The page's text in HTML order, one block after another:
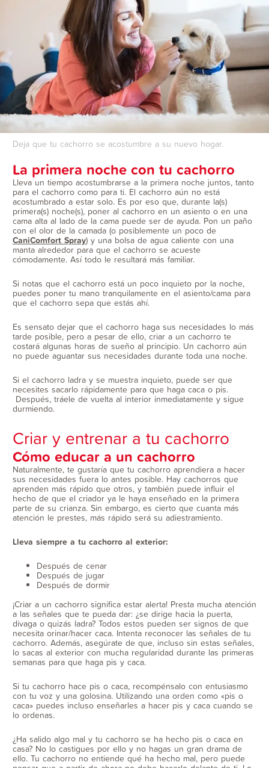
Deja que tu cachorro se acostumbre a su nuevo hogar.
La primera noche con tu cachorro
Lleva un tiempo acostumbrarse a la primera noche juntos, tanto
para el cachorro como para ti. El cachorro aún no está
acostumbrado a estar solo. Es por eso que, durante la(s)
primera(s) noche(s), poner al cachorro en un asiento o en una
cama alta al lado de la cama puede ser de ayuda. Pon un paño
con el olor de la camada (o posiblemente un poco de
CaniComfort Spray) y una bolsa de agua caliente con una
manta alrededor para que el cachorro se acueste
cómodamente. Así todo le resultará más familiar.
Si notas que el cachorro está un poco inquieto por la noche,
puedes poner tu mano tranquilamente en el asiento/cama para
que el cachorro sepa que estás ahí.
Es sensato dejar que el cachorro haga sus necesidades lo más
tarde posible, pero a pesar de ello, criar a un cachorro te
costará algunas horas de sueño al principio. Un cachorro aún
no puede aguantar sus necesidades durante toda una noche.
Si el cachorro ladra y se muestra inquieto, puede ser que
necesites sacarlo rápidamente para que haga caca o pis.
Después, tráele de vuelta al interior inmediatamente y sigue
durmiendo.
Criar y entrenar a tu cachorro
Cómo educar a un cachorro
Naturalmente, te gustaría que tu cachorro aprendiera a hacer
sus necesidades fuera lo antes posible. Hay cachorros que
aprenden más rápido que otros, y también puede influir el
hecho de que el criador ya le haya enseñado en la primera
parte de su crianza. Sin embargo, es cierto que cuanta más
atención le prestes, más rápido será su adiestramiento.
Lleva siempre a tu cachorro al exterior:
Después de cenar
Después de jugar
Después de dormir
¡Criar a un cachorro significa estar alerta! Presta mucha atención
a las señales que te pueda dar: ¿se dirige hacia la puerta,
divaga o quizás ladra? Todos estos pueden ser signos de que
necesita orinar/hacer caca. Intenta reconocer las señales de tu
cachorro. Además, asegúrate de que, incluso sin estas señales,
lo sacas al exterior con mucha regularidad durante las primeras
semanas para que haga pis y caca.
Si tu cachorro hace pis o caca, recompénsalo con entusiasmo
con tu voz y una golosina. Utilizando una orden como «pis o
caca» puedes incluso enseñarles a hacer pis y caca cuando se
lo ordenas.
¿Ha salido algo mal y tu cachorro se ha hecho pis o caca en
casa? No lo castigues por ello y no hagas un gran drama de
ello. Tu cachorro no entiende qué ha hecho mal, pero puede